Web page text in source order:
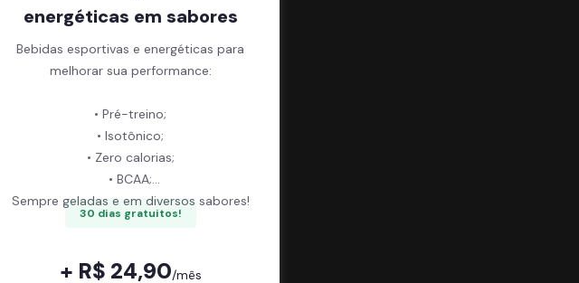
energéticas em sabores
Bebidas esportivas e energéticas para
melhorar sua performance:
• Pré-treino;
• Isotônico;
• Zero calorias;
• BCAA;
Sempre geladas e em diversos sabores!
30 dias gratuitos!
+ R$ 24,90/mês